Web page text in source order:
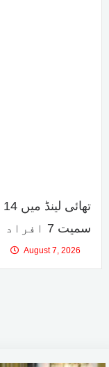
سمیت 7 افراد ہلاک، 30 سے زائد زخمی
August 7, 2026